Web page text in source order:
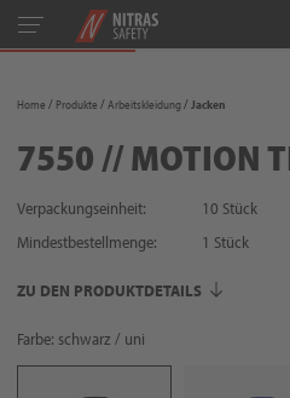
Toggle
navigation
Home Produkte Arbeitskleidung Jacken
7550 // MOTION
Verpackungseinheit:
10 Stück
Mindestbestellmenge:
1 Stück
ZU DEN PRODUKTDETAILS
Farbe: schwarz / uni